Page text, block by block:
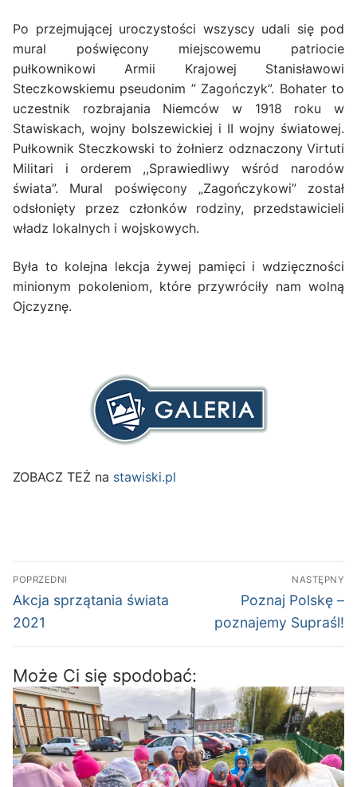
Po przejmującej uroczystości wszyscy udali się pod
mural poświęcony miejscowemu patriocie
pułkownikowi Armii Krajowej Stanisławowi
Steczkowskiemu pseudonim ” Zagończyk”. Bohater to
uczestnik rozbrajania Niemców w 1918 roku w
Stawiskach, wojny bolszewickiej i II wojny światowej.
Pułkownik Steczkowski to żołnierz odznaczony Virtuti
Militari i orderem ,,Sprawiedliwy wśród narodów
świata”. Mural poświęcony „Zagończykowi” został
odsłonięty przez członków rodziny, przedstawicieli
władz lokalnych i wojskowych.
Była to kolejna lekcja żywej pamięci i wdzięczności
minionym pokoleniom, które przywróciły nam wolną
Ojczyznę.
ZOBACZ TEŻ na stawiski.pl
Nawigacja
wpisu
POPRZEDNI
Poprzedni
wpis:
Akcja sprzątania świata
2021
NASTĘPNY
Następny
wpis:
Poznaj Polskę –
poznajemy Supraśl!
Może Ci się spodobać: